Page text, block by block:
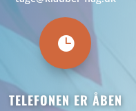

TELEFONEN ER ÅBEN